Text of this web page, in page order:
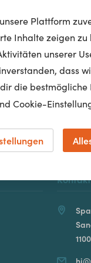
Homepage
Kontakt
Plattform
Inhalte zeigen
unserer
dass
die
Cookie-